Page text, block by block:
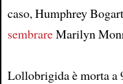
caso, Humphrey Bogart
sembrareMarilyn
Lollobrigida è morta a